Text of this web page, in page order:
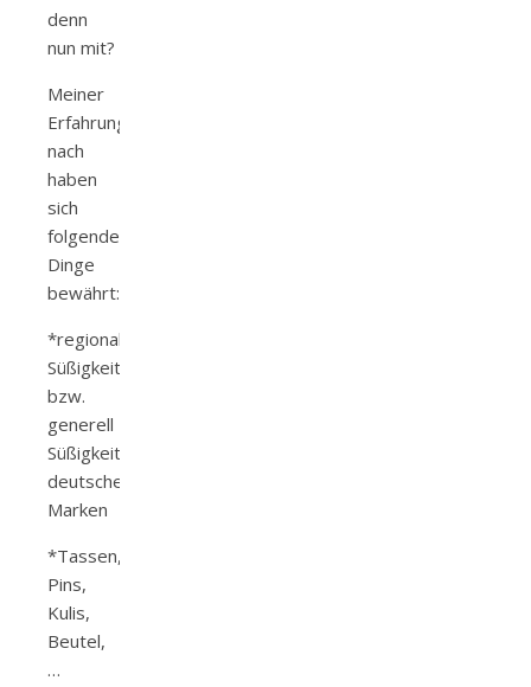
denn
nun mit?
Meiner
Erfahrung
nach
haben
sich
folgende
Dinge
bewährt:
*regionale
Süßigkeiten
bzw.
generell
Süßigkeiten
deutscher
Marken
*Tassen,
Pins,
Kulis,
Beutel,
…